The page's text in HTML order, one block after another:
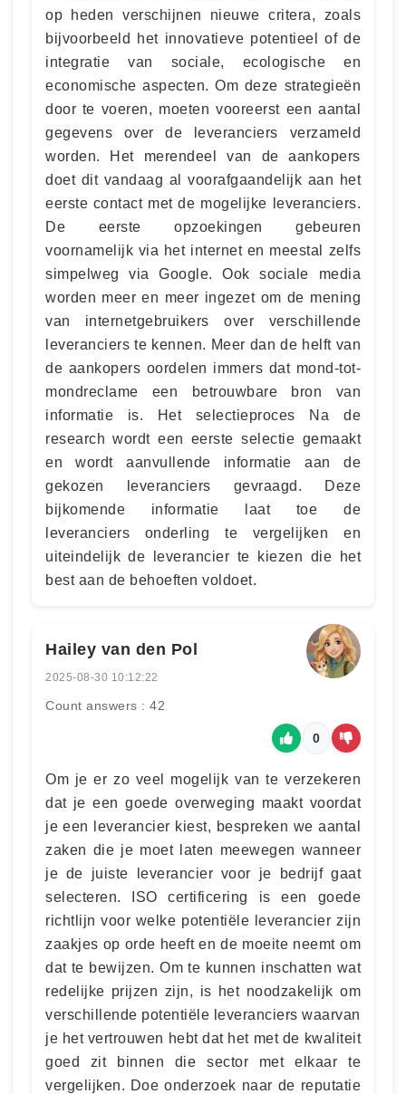
op heden verschijnen nieuwe critera, zoals
bijvoorbeeld het innovatieve potentieel of de
integratie van sociale, ecologische en
economische aspecten. Om deze strategieën
door te voeren, moeten vooreerst een aantal
gegevens over de leveranciers verzameld
worden. Het merendeel van de aankopers
doet dit vandaag al voorafgaandelijk aan het
eerste contact met de mogelijke leveranciers.
De eerste opzoekingen gebeuren
voornamelijk via het internet en meestal zelfs
simpelweg via Google. Ook sociale media
worden meer en meer ingezet om de mening
van internetgebruikers over verschillende
leveranciers te kennen. Meer dan de helft van
de aankopers oordelen immers dat mond-tot-
mondreclame een betrouwbare bron van
informatie is. Het selectieproces Na de
research wordt een eerste selectie gemaakt
en wordt aanvullende informatie aan de
gekozen leveranciers gevraagd. Deze
bijkomende informatie laat toe de
leveranciers onderling te vergelijken en
uiteindelijk de leverancier te kiezen die het
best aan de behoeften voldoet.
Hailey van den Pol
2025-08-30 10:12:22
Count answers : 42
0
Om je er zo veel mogelijk van te verzekeren
dat je een goede overweging maakt voordat
je een leverancier kiest, bespreken we aantal
zaken die je moet laten meewegen wanneer
je de juiste leverancier voor je bedrijf gaat
selecteren. ISO certificering is een goede
richtlijn voor welke potentiële leverancier zijn
zaakjes op orde heeft en de moeite neemt om
dat te bewijzen. Om te kunnen inschatten wat
redelijke prijzen zijn, is het noodzakelijk om
verschillende potentiële leveranciers waarvan
je het vertrouwen hebt dat het met de kwaliteit
goed zit binnen die sector met elkaar te
vergelijken. Doe onderzoek naar de reputatie